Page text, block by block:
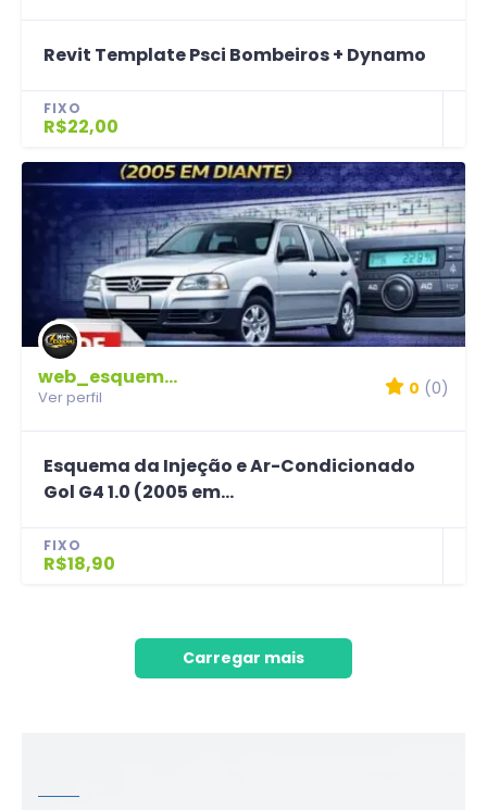
Revit Template Psci Bombeiros + Dynamo
FIXO
R$22,00
web_esquemas
Ver perfil 0 (0)
Esquema da Injeção e Ar-Condicionado
Gol G4 1.0 (2005 em...
FIXO
R$18,90
Carregar mais